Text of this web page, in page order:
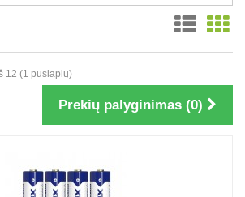
12 (1 puslapių)
Prekių palyginimas (0)